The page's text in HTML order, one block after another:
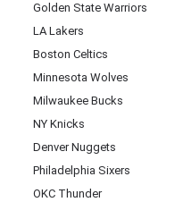
Golden State Warriors
LA Lakers
Boston Celtics
Minnesota Wolves
Milwaukee Bucks
NY Knicks
Denver Nuggets
Philadelphia Sixers
OKC Thunder